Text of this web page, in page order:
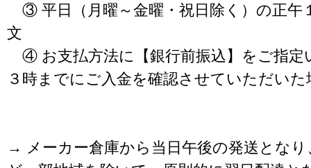
③ 平日（月曜～金曜・祝日除く）の正午
文
④ お支払方法に【銀行前振込】をご指定
３時までにご入金を確認させていただいた
→ メーカー倉庫から当日午後の発送となり